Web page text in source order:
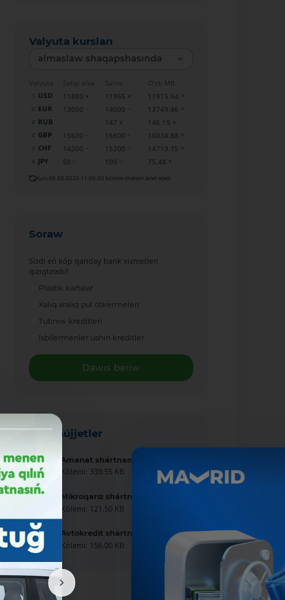
Valyuta kursları
almaslaw shaqapshasında
Valyuta Satıp alıw Satıw
O‘zb MB
USD
11880 11965
11915.64
EUR
13000 14000
13749.46
RUB
147
146.19
GBP
15600 16600
16034.88
CHF
14200 15200
14719.75
JPY
50 100 75.48
Kurs 06.08.2026 11:00:00 kúnine shekem ámel etedi
Soraw
Sizdi eń kóp qanday bank xizmetleri
qızıqtıradı?
Plastik kartalar
Xalıq aralıq pul ótkermeleri
Tutınıw kreditleri
Isbilermenler ushin kreditler
Dawıs beriw
Jańa hújjetler
Amanat shártnaması úlgisi
Kólemi: 339.55 KB
Mikroqarız shártnaması úlgisi
Kólemi: 121.50 KB
Avtokredit shártnaması úlgisi
Kólemi: 156.00 KB